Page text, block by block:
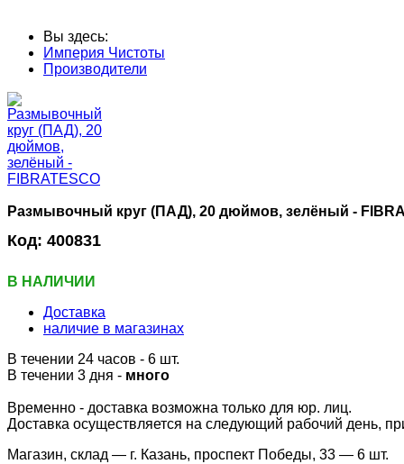
Вы здесь:
Империя Чистоты
Производители
Размывочный круг (ПАД), 20 дюймов, зелёный -
Код: 400831
В НАЛИЧИИ
Доставка
наличие в магазинах
В течении 24 часов - 6 шт.
В течении 3 дня - много
Временно - доставка возможна только для юр. лиц.
Доставка осуществляется на следующий рабочий день,
Магазин, склад — г. Казань, проспект Победы, 33 — 6 шт.